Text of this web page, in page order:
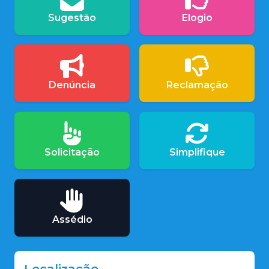
Sugestão Elogio
Denúncia Reclamação
Solicitação Simplifique
Assédio